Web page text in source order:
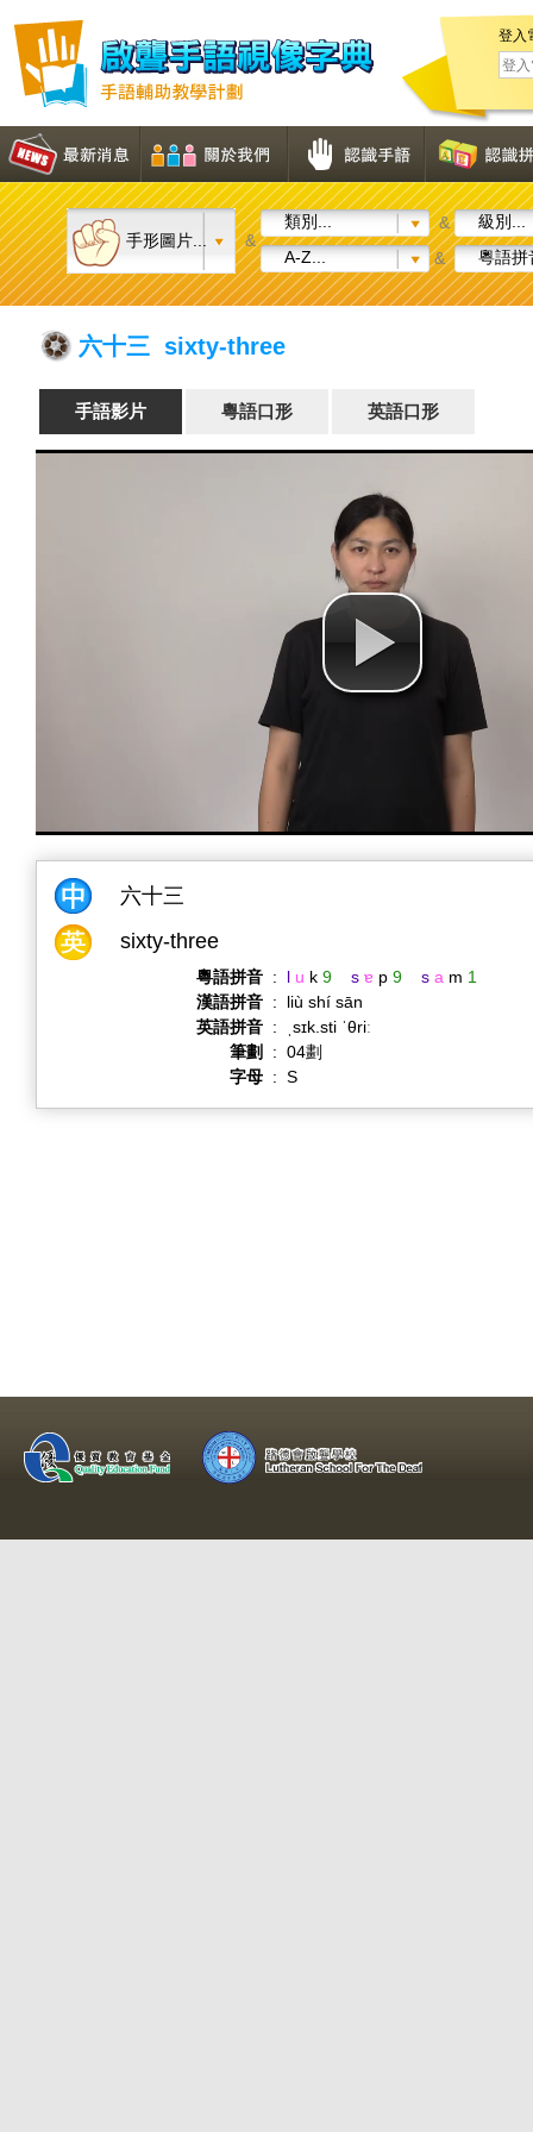
登入
手形圖片... &
類別... &
級別...
A-Z...
& 粵語拼
六十三 sixty-three
手語影片 粵語口形 英語口形
六十三
sixty-three
粵語拼音 : l u k 9 s ɐ p 9 s a m 1
漢語拼音 :
liù shí sān
英語拼音 :
ˌsɪk.sti ˈθriː
筆劃
: 04劃
字母 : S